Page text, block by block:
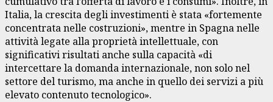
Italia, la crescita degli investimenti è stata «fortemente
concentrata nelle costruzioni», mentre in Spagna nelle
attività legate alla proprietà intellettuale, con
significativi risultati anche sulla capacità «di
intercettare la domanda internazionale, non solo nel
settore del turismo, ma anche in quello dei servizi a più
elevato contenuto tecnologico».